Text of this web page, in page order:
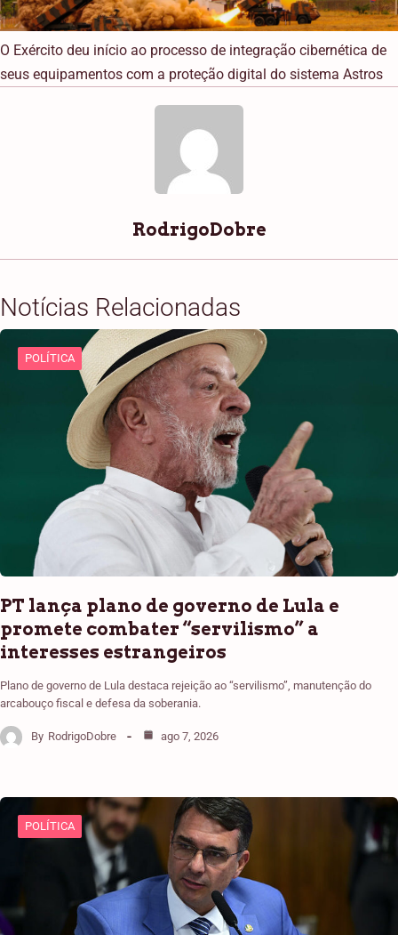
O Exército deu início ao processo de integração cibernética de
seus equipamentos com a proteção digital do sistema Astros
RodrigoDobre
Notícias Relacionadas
POLÍTICA
PT lança plano de governo de Lula e
promete combater “servilismo” a
interesses estrangeiros
Plano de governo de Lula destaca rejeição ao “servilismo”, manutenção do
arcabouço fiscal e defesa da soberania.
By RodrigoDobre ago 7, 2026
POLÍTICA